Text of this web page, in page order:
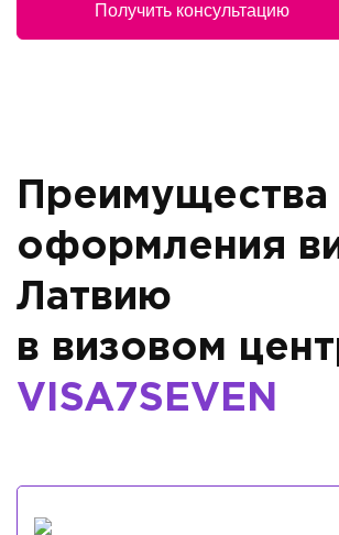
Получить консультацию
Преимущества
оформления
Латвию
в визовом
VISA7SEVEN